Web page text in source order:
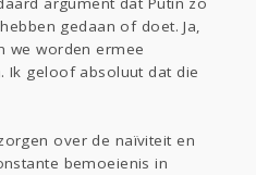
gedaan of doet. Ja,
we worden ermee
Ik geloof absoluut dat die
over de naïviteit en
bemoeienis in